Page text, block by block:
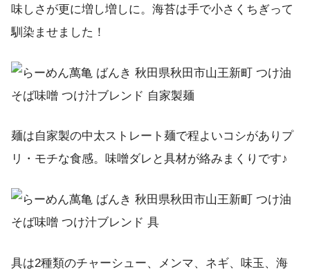
味しさが更に増し増しに。海苔は手で小さくちぎって
馴染ませました！
麺は自家製の中太ストレート麺で程よいコシがありプ
リ・モチな食感。味噌ダレと具材が絡みまくりです♪
具は2種類のチャーシュー、メンマ、ネギ、味玉、海